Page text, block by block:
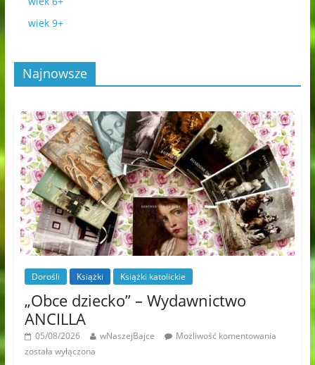
wiek 9+
Najnowsze
Dorośli Książki Książki katolickie
„Obce dziecko” – Wydawnictwo
ANCILLA
05/08/2026 wNaszejBajce
Możliwość komentowania
została wyłączona